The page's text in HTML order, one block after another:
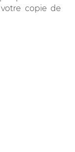
copie de